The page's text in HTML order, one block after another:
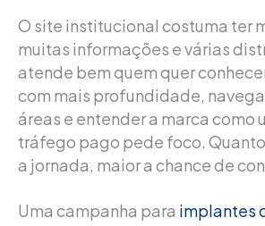
O site institucional costuma ter
muitas informações e várias
atende bem quem quer
com mais profundidade,
áreas e entender a marca como
tráfego pago pede foco.
a jornada, maior a chance de
Uma campanha para implantes